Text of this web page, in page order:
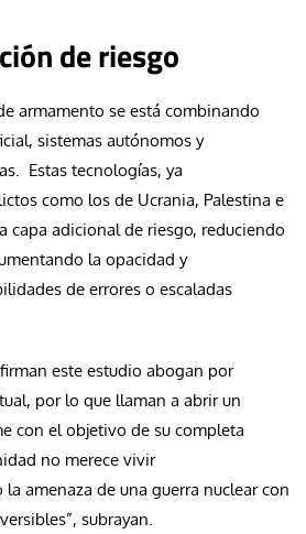
de riesgo
armamento se está combinando
sistemas autónomos y
Estas tecnologías, ya
como los de Ucrania, Palestina e
capa adicional de riesgo, reduciendo
la opacidad y
de errores o escaladas
este estudio abogan por
por lo que llaman a abrir un
con el objetivo de su completa
no merece vivir
amenaza de una guerra nuclear con
subrayan.